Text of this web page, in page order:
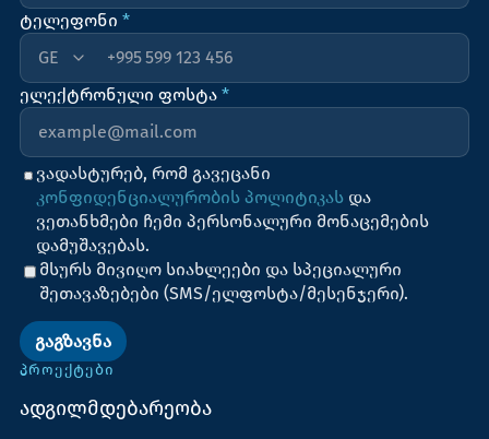
ტელეფონი *
+995
ელექტრონული ფოსტა *
ვადასტურებ, რომ გავეცანი
კონფიდენციალურობის პოლიტიკას და
ვეთანხმები ჩემი პერსონალური მონაცემების
დამუშავებას.
მსურს მივიღო სიახლეები და სპეციალური
შეთავაზებები (SMS/ელფოსტა/მესენჯერი).
ᲒᲐᲒᲖᲐᲕᲜᲐ
ᲞᲠᲝᲔᲥᲢᲔᲑᲘ
ადგილმდებარეობა